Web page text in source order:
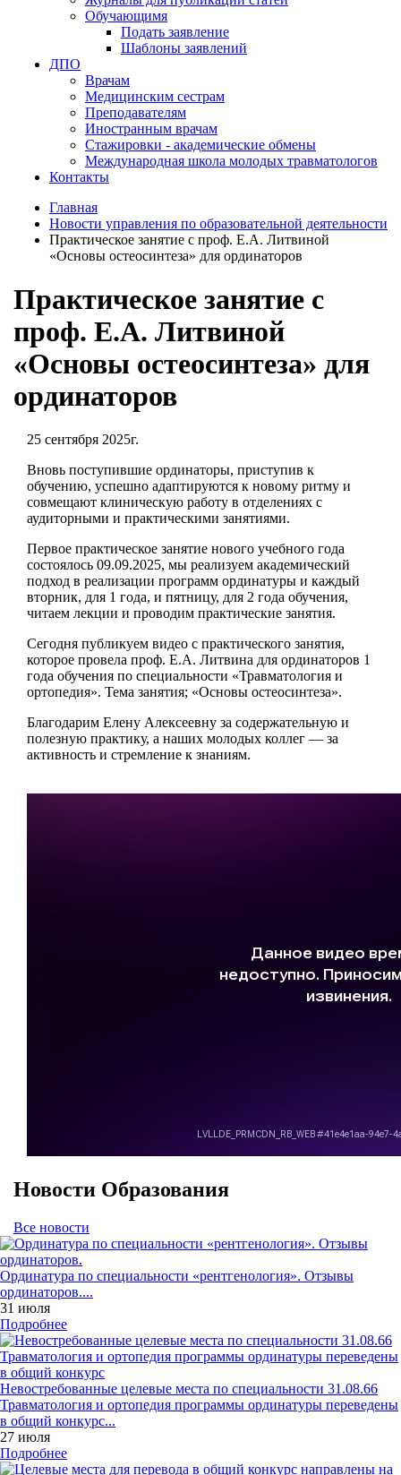
Обучающимя
Подать заявление
Шаблоны заявлений
ДПО
Врачам
Медицинским сестрам
Преподавателям
Иностранным врачам
Стажировки - академические обмены
Международная школа молодых травматологов
Контакты
Главная
Новости управления по образовательной деятельности
Практическое занятие с проф. Е.А. Литвиной
«Основы остеосинтеза» для ординаторов
Практическое занятие с
проф. Е.А. Литвиной
«Основы остеосинтеза» для
ординаторов
25 сентября 2025г.
Вновь поступившие ординаторы, приступив к
обучению, успешно адаптируются к новому ритму и
совмещают клиническую работу в отделениях с
аудиторными и практическими занятиями.
Первое практическое занятие нового учебного года
состоялось 09.09.2025, мы реализуем академический
подход в реализации программ ординатуры и каждый
вторник, для 1 года, и пятницу, для 2 года обучения,
читаем лекции и проводим практические занятия.
Сегодня публикуем видео с практического занятия,
которое провела проф. Е.А. Литвина для ординаторов 1
года обучения по специальности «Травматология и
ортопедия». Тема занятия; «Основы остеосинтеза».
Благодарим Елену Алексеевну за содержательную и
полезную практику, а наших молодых коллег — за
активность и стремление к знаниям.
Новости Образования
Все новости
Ординатура по специальности «рентгенология». Отзывы
ординаторов....
31 июля
Подробнее
Невостребованные целевые места по специальности 31.08.66
Травматология и ортопедия программы ординатуры переведены
в общий конкурс...
27 июля
Подробнее